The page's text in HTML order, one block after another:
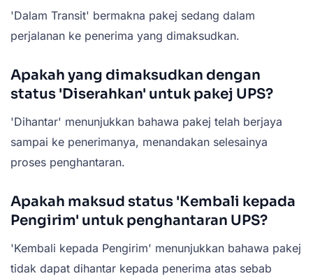
'Dalam Transit' bermakna pakej sedang dalam
perjalanan ke penerima yang dimaksudkan.
Apakah yang dimaksudkan dengan
status 'Diserahkan' untuk pakej UPS?
'Dihantar' menunjukkan bahawa pakej telah berjaya
sampai ke penerimanya, menandakan selesainya
proses penghantaran.
Apakah maksud status 'Kembali kepada
Pengirim' untuk penghantaran UPS?
'Kembali kepada Pengirim' menunjukkan bahawa pakej
tidak dapat dihantar kepada penerima atas sebab